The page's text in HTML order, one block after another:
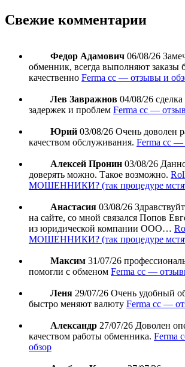
Свежие комментарии
Федор Адамович 06/08/26
обменник, всегда выполняют заказы
качественно Ferma cc — отзывы и
Лев Завражнов 04/08/26
задержек и проблем Ferma cc —
Юрий 03/08/26 Очень доволен
качеством обслуживания. Ferma cc —
Алексей Пронин 03/08/26
доверять можно. Такое возможно.
МОШЕННИКИ? (так процедуре
Анастасия 03/08/26
на сайте, со мной связался Попов
из юридической компании ООО…
МОШЕННИКИ? (так процедуре
Максим 31/07/26
помогли с обменом Ferma cc —
Леня 29/07/26 Очень удобный
быстро меняют валюту Ferma cc —
Александр 27/07/26 Доволен
качеством работы обменника. Ferma
обзор